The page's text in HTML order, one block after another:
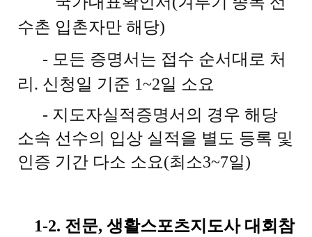
수촌 입촌자만 해당)
- 모든 증명서는 접수 순서대로 처
리. 신청일 기준 1~2일 소요
- 지도자실적증명서의 경우 해당
소속 선수의 입상 실적을 별도 등록 및
인증 기간 다소 소요(최소3~7일)
1-2. 전문, 생활스포츠지도사 대회참